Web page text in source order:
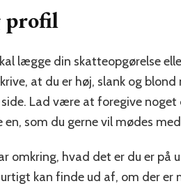
profil
lægge din skatteopgørelse
at du er høj, slank og
Lad være at foregive noget
som du gerne vil mødes
omkring, hvad det er du er på
kan finde ud af, om der